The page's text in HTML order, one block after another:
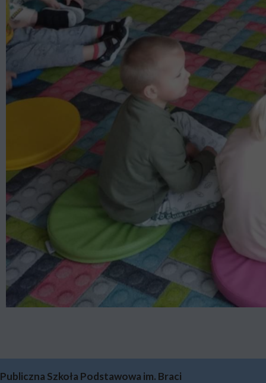
Publiczna Szkoła Podstawowa im. Braci